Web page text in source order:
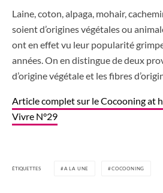
Laine, coton, alpaga, mohair,
soient d’origines végétales ou
ont en effet vu leur popularité
années. On en distingue de deux
d’origine végétale et les fibres
Article complet sur le Cocooning at
Vivre N°29
ÉTIQUETTES A LA UNE COCOONING